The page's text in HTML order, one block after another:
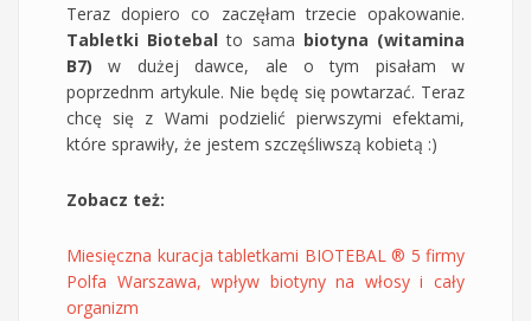
Teraz dopiero co zaczęłam trzecie opakowanie.
Tabletki Biotebal to sama biotyna (witamina
B7) w dużej dawce, ale o tym pisałam w
poprzednm artykule. Nie będę się powtarzać. Teraz
chcę się z Wami podzielić pierwszymi efektami,
które sprawiły, że jestem szczęśliwszą kobietą :)
Zobacz też:
Miesięczna kuracja tabletkami BIOTEBAL ® 5 firmy
Polfa Warszawa, wpływ biotyny na włosy i cały
organizm